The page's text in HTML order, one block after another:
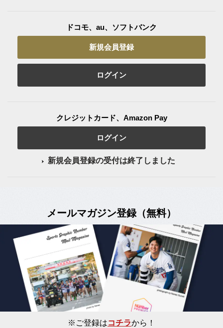
ドコモ、au、ソフトバンク
新規会員登録
ログイン
クレジットカード、Amazon Pay
ログイン
新規会員登録の受付は終了しました
メールマガジン登録（無料）
※ご登録はコチラから！